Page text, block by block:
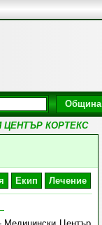
Община
ЦЕНТЪР КОРТЕКС
Екип Лечение